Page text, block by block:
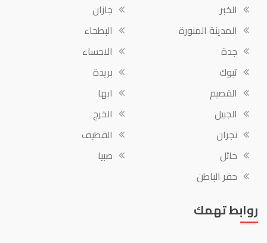
الخبر
جازان
المدينة المنورة
البطحاء
جدة
الاحساء
تبوك
بريدة
القصيم
ابها
الجبيل
الخرج
نجران
القطيف
حائل
صبيا
حفر الباطن
روابط تهمك